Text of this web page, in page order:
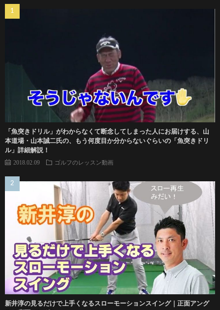
「魚突きドリル」がわからなくて断念してしまった人にお届けする、山
本道場・山本誠二氏の、もう何度目か分からないぐらいの「魚突きドリ
ル」詳細解説！
2018.02.09 ゴルフのレッスン動画
新井淳の見るだけで上手くなるスローモーションスイング｜正面アング